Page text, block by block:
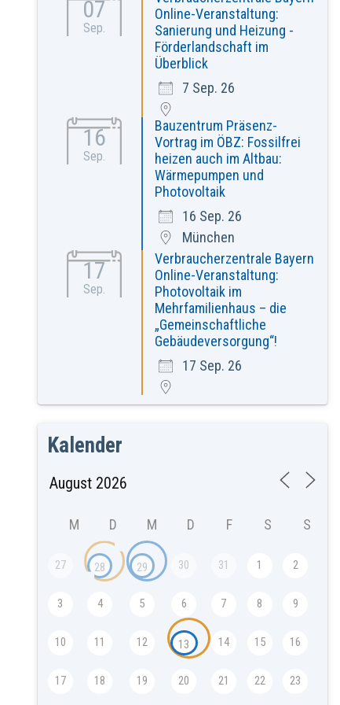
07
Sep.
Online-Veranstaltung:
Sanierung und Heizung -
Förderlandschaft im
Überblick
7 Sep. 26
16
Sep.
Bauzentrum Präsenz-
Vortrag im ÖBZ: Fossilfrei
heizen auch im Altbau:
Wärmepumpen und
Photovoltaik
16 Sep. 26
München
17
Sep.
Verbraucherzentrale Bayern
Online-Veranstaltung:
Photovoltaik im
Mehrfamilienhaus – die
„Gemeinschaftliche
Gebäudeversorgung“!
17 Sep. 26
Kalender
M D M D F S S
27 28 29 30 31 1 2
3 4 5 6 7 8 9
10 11 12 13 14 15 16
17 18 19 20 21 22 23